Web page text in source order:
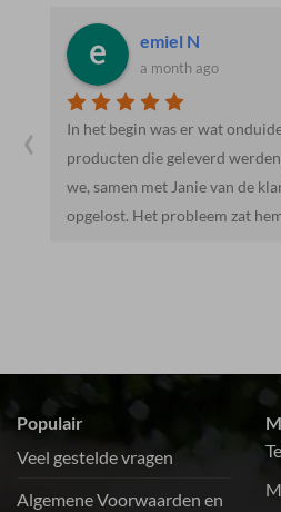
hebben
dit
Heel vriendelijk
producten. We
‹
Populair
Veel gestelde vragen
Algemene Voorwaarden en